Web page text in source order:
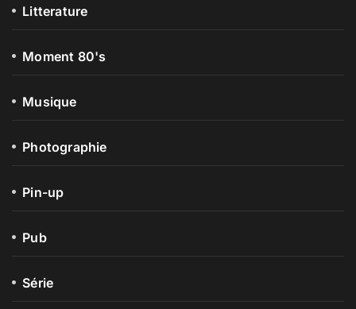
Litterature
Moment 80's
Musique
Photographie
Pin-up
Pub
Série